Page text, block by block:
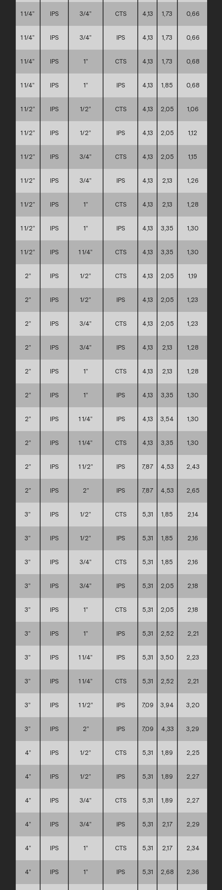
1 1/4” IPS 3/4” CTS 4,13 1,73 0,66
1 1/4” IPS 3/4” IPS 4,13 1,73 0,66
1 1/4” IPS 1” CTS 4,13 1,73 0,68
1 1/4” IPS 1” IPS 4,13 1,85 0,68
1 1/2” IPS 1/2” CTS 4,13 2,05 1,06
1 1/2” IPS 1/2” IPS 4,13 2,05 1,12
1 1/2” IPS 3/4” CTS 4,13 2,05 1,15
1 1/2” IPS 3/4” IPS 4,13 2,13 1,26
1 1/2” IPS 1” CTS 4,13 2,13 1,28
1 1/2” IPS 1” IPS 4,13 3,35 1,30
1 1/2” IPS 1 1/4” CTS 4,13 3,35 1,30
2” IPS 1/2” CTS 4,13 2,05 1,19
2” IPS 1/2” IPS 4,13 2,05 1,23
2” IPS 3/4” CTS 4,13 2,05 1,23
2” IPS 3/4” IPS 4,13 2,13 1,28
2” IPS 1” CTS 4,13 2,13 1,28
2” IPS 1” IPS 4,13 3,35 1,30
2” IPS 1 1/4” IPS 4,13 3,54 1,30
2” IPS 1 1/4” CTS 4,13 3,35 1,30
2” IPS 1 1/2” IPS 7,87 4,53 2,43
2” IPS 2” IPS 7,87 4,53 2,65
3” IPS 1/2” CTS 5,31 1,85 2,14
3” IPS 1/2” IPS 5,31 1,85 2,16
3” IPS 3/4” CTS 5,31 1,85 2,16
3” IPS 3/4” IPS 5,31 2,05 2,18
3” IPS 1” CTS 5,31 2,05 2,18
3” IPS 1” IPS 5,31 2,52 2,21
3” IPS 1 1/4” IPS 5,31 3,50 2,23
3” IPS 1 1/4” CTS 5,31 2,52 2,21
3” IPS 1 1/2” IPS 7,09 3,94 3,20
3” IPS 2” IPS 7,09 4,33 3,29
4” IPS 1/2” CTS 5,31 1,89 2,25
4” IPS 1/2” IPS 5,31 1,89 2,27
4” IPS 3/4” CTS 5,31 1,89 2,27
4” IPS 3/4” IPS 5,31 2,17 2,29
4” IPS 1” CTS 5,31 2,17 2,34
4” IPS 1” IPS 5,31 2,68 2,36